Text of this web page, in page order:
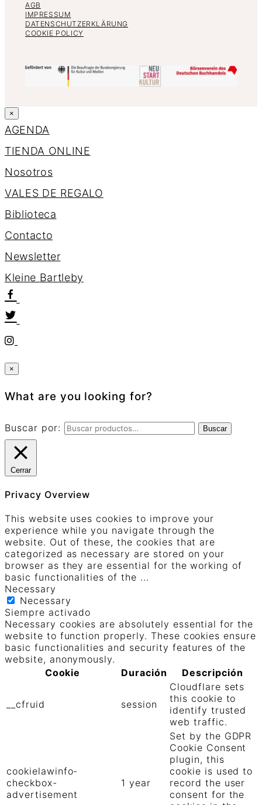
AGB
IMPRESSUM
DATENSCHUTZERKLÄRUNG
COOKIE POLICY
×
AGENDA
TIENDA ONLINE
Nosotros
VALES DE REGALO
Biblioteca
Contacto
Newsletter
Kleine Bartleby
×
What are you looking for?
Buscar por: Buscar
Cerrar
Privacy Overview
This website uses cookies to improve your
experience while you navigate through the
website. Out of these, the cookies that are
categorized as necessary are stored on your
browser as they are essential for the working of
basic functionalities of the ...
Necessary
Necessary
Siempre activado
Necessary cookies are absolutely essential for the
website to function properly. These cookies ensure
basic functionalities and security features of the
website, anonymously.
Cookie
Duración Descripción
__cfruid session
Cloudflare sets
this cookie to
identify trusted
web traffic.
cookielawinfo-
checkbox-
advertisement
1 year
Set by the GDPR
Cookie Consent
plugin, this
cookie is used to
record the user
consent for the